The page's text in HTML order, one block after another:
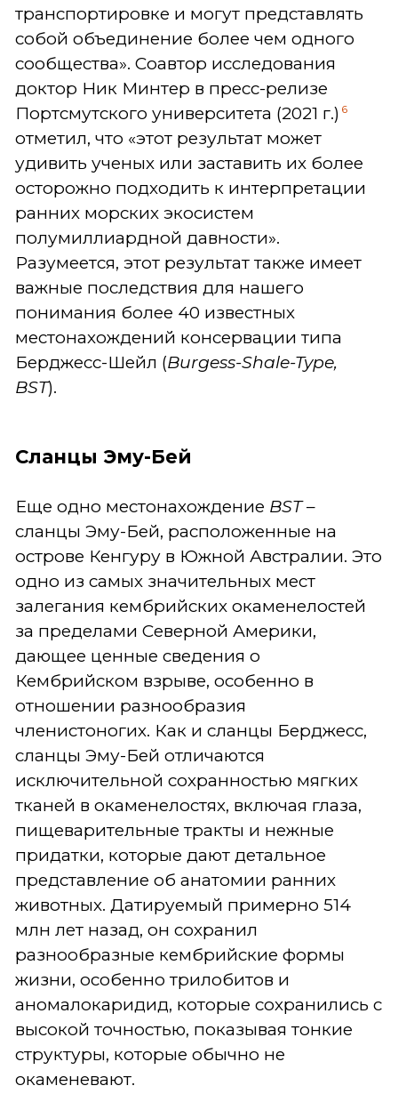
транспортировке и могут представлять
собой объединение более чем одного
сообщества». Соавтор исследования
доктор Ник Минтер в пресс-релизе
Портсмутского университета (2021 г.) 6
отметил, что «этот результат может
удивить ученых или заставить их более
осторожно подходить к интерпретации
ранних морских экосистем
полумиллиардной давности».
Разумеется, этот результат также имеет
важные последствия для нашего
понимания более 40 известных
местонахождений консервации типа
Берджесс-Шейл (Burgess-Shale-Type,
BST).
Сланцы Эму-Бей
Еще одно местонахождение BST–
сланцы Эму-Бей, расположенные на
острове Кенгуру в Южной Австралии. Это
одно из самых значительных мест
залегания кембрийских окаменелостей
за пределами Северной Америки,
дающее ценные сведения о
Кембрийском взрыве, особенно в
отношении разнообразия
членистоногих. Как и сланцы Берджесс,
сланцы Эму-Бей отличаются
исключительной сохранностью мягких
тканей в окаменелостях, включая глаза,
пищеварительные тракты и нежные
придатки, которые дают детальное
представление об анатомии ранних
животных. Датируемый примерно 514
млн лет назад, он сохранил
разнообразные кембрийские формы
жизни, особенно трилобитов и
аномалокаридид, которые сохранились с
высокой точностью, показывая тонкие
структуры, которые обычно не
окаменевают.